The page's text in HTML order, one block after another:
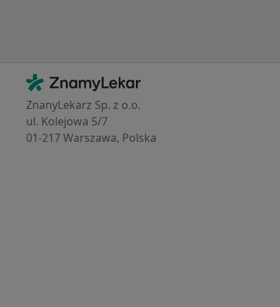
Kontakt
ZnamyLekar - Hlavní stránka
ZnanyLekarz Sp. z o.o.
ul. Kolejowa 5/7
01-217 Warszawa, Polska